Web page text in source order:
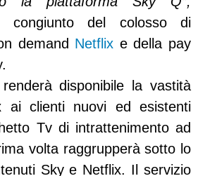
congiunto del colosso di
demand Netflix e della pay
disponibile la vastità
ai clienti nuovi ed esistenti
Tv di intrattenimento ad
volta raggrupperà sotto lo
Sky e Netflix. Il servizio